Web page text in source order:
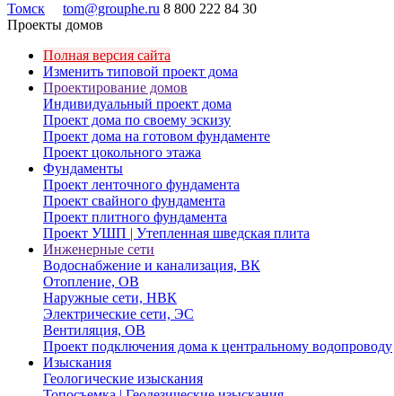
Томск tom@grouphe.ru 8 800 222 84 30
Проекты домов
Полная версия сайта
Изменить типовой проект дома
Проектирование домов
Индивидуальный проект дома
Проект дома по своему эскизу
Проект дома на готовом фундаменте
Проект цокольного этажа
Фундаменты
Проект ленточного фундамента
Проект свайного фундамента
Проект плитного фундамента
Проект УШП | Утепленная шведская плита
Инженерные сети
Водоснабжение и канализация, ВК
Отопление, ОВ
Наружные сети, НВК
Электрические сети, ЭС
Вентиляция, ОВ
Проект подключения дома к центральному водопроводу
Изыскания
Геологические изыскания